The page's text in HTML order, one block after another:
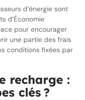
d’énergie sont
d’Économie
pour encourager
une partie des frais
conditions fixées par
recharge :
clés ?